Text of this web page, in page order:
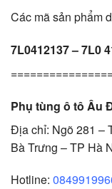
Các mã sản phẩm
7L0412137 – 7L0
Phụ tùng ô tô Âu
Địa chỉ: Ngõ 281 –
Bà Trưng – TP Hà
Hotline: